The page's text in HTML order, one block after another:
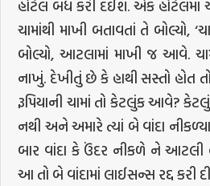
હોટેલ બંધ કરી દઈશ. એક હોટેલમાં
ચામાંથી માખી બતાવતાં તે બોલ્યો,
બોલ્યો, આટલામાં માખી જ આવે.
નાખું. દેખીતું છે કે હાથી સસ્તો હોત
રૂપિયાની ચામાં તો કેટલુંક આવે?
નથી અને અમારે ત્યાં બે વાંદા
બાર વાંદા કે ઉંદર નીકળે ને આટલી
આ તો બે વાંદામાં લાઈસન્સ રદ્દ કરી